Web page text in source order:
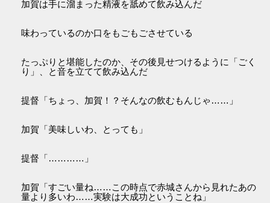
加賀は手に溜まった精液を舐めて飲み込んだ
味わっているのか口をもごもごさせている
たっぷりと堪能したのか、その後見せつけるように「ごく
り」、と音を立てて飲み込んだ
提督「ちょっ、加賀！？そんなの飲むもんじゃ……」
加賀「美味しいわ、とっても」
提督「…………」
加賀「すごい量ね……この時点で赤城さんから見れたあの
量より多いわ……実験は大成功ということね」